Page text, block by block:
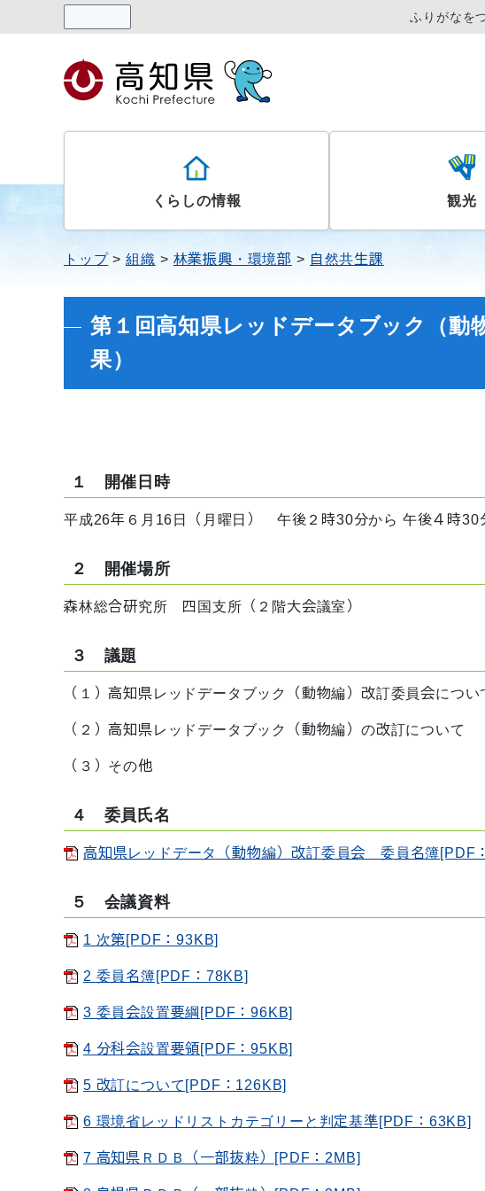
ふりがなを
くらしの情報 観光
トップ 組織 林業振興・環境部 自然共生課
第１回高知県レッドデータブック（動
果）
１ 開催日時
平成26年６月16日（月曜日） 午後２時30分から 午後４時30
２ 開催場所
森林総合研究所 四国支所（２階大会議室）
３ 議題
（１）高知県レッドデータブック（動物編）改訂委員会につい
（２）高知県レッドデータブック（動物編）の改訂について
（３）その他
４ 委員氏名
高知県レッドデータ（動物編）改訂委員会 委員名簿[PDF
５ 会議資料
1 次第[PDF：93KB]
2 委員名簿[PDF：78KB]
3 委員会設置要綱[PDF：96KB]
4 分科会設置要領[PDF：95KB]
5 改訂について[PDF：126KB]
6 環境省レッドリストカテゴリーと判定基準[PDF：63KB]
7 高知県ＲＤＢ（一部抜粋）[PDF：2MB]